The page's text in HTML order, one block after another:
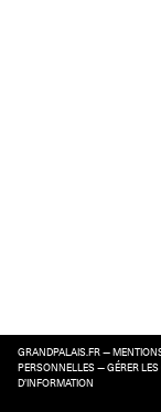
GRANDPALAIS.FR —
PERSONNELLES — GÉRER
D’INFORMATION